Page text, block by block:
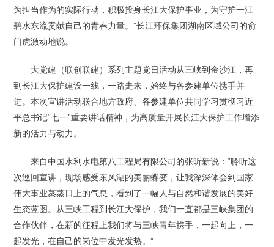
为担当作为的实际行动，积极投身长江大保护事业，为守护一江
碧水东流贡献自己的青春力量。”长江环保集团湖南区域公司的俞
门虎激动地说。
大党建（联创联建）系列主题党日活动从三峡到金沙江，再
到长江大保护建设一线，一路走来，始终与各参建单位携手并
进。本次宣讲活动联合地方政府、各参建单位共同学习贯彻习近
平总书记“七一”重要讲话精神，为高质量开展长江大保护工作增添
新的活力与动力。
来自中国水利水电第八工程局有限公司的张昕新说：“聆听这
次巡回宣讲，现场感受东风湖的美丽蝶变，让我深深体会到国家
伟大事业蒸蒸日上的气息，看到了一幅人与自然和谐发展的美好
生态蓝图。从三峡工程到长江大保护，我们一直都是三峡集团的
合作伙伴，在新的征程上我们将与三峡青年携手，一起向上，一
起发光，在自己的岗位中发光发热。”